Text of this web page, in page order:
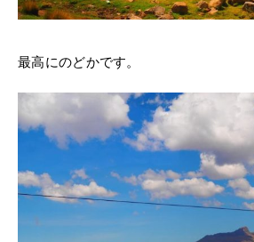
最高にのどかです。